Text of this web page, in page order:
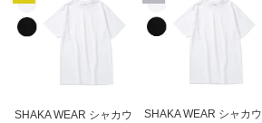
SHAKA WEAR シャカウ
SHAKA WEAR シャカウ